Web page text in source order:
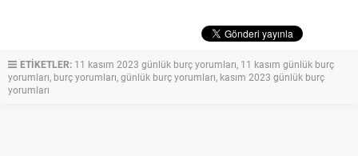
ETİKETLER: 11 kasım 2023 günlük burç yorumları, 11 kasım günlük burç
yorumları, burç yorumları,günlük burç yorumları, kasım 2023 günlük burç
yorumları